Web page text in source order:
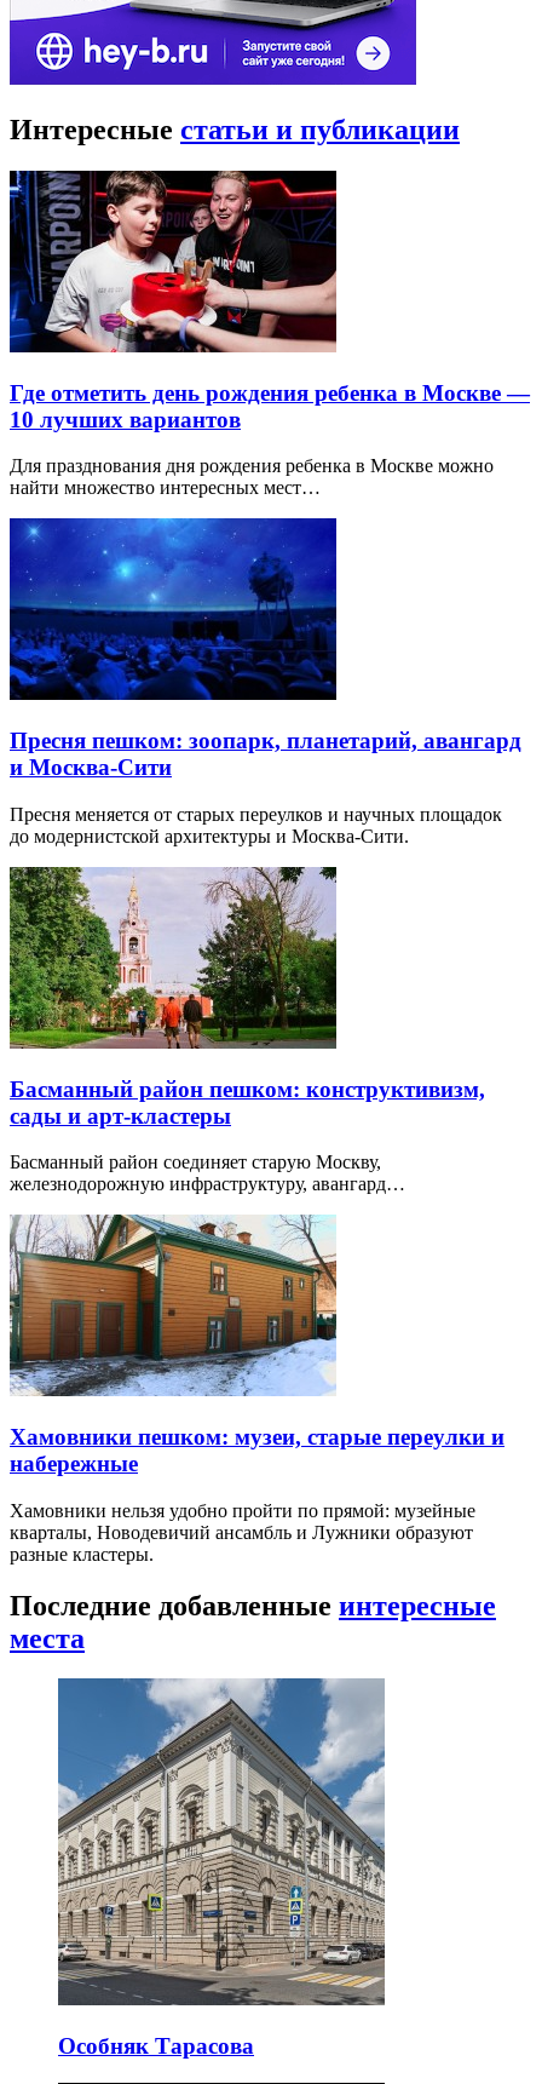
Интересные статьи и публикации
Где отметить день рождения ребенка в Москве —
10 лучших вариантов
Для празднования дня рождения ребенка в Москве можно
найти множество интересных мест…
Пресня пешком: зоопарк, планетарий, авангард
и Москва-Сити
Пресня меняется от старых переулков и научных площадок
до модернистской архитектуры и Москва-Сити.
Басманный район пешком: конструктивизм,
сады и арт-кластеры
Басманный район соединяет старую Москву,
железнодорожную инфраструктуру, авангард…
Хамовники пешком: музеи, старые переулки и
набережные
Хамовники нельзя удобно пройти по прямой: музейные
кварталы, Новодевичий ансамбль и Лужники образуют
разные кластеры.
Последние добавленные интересные
места
Особняк Тарасова